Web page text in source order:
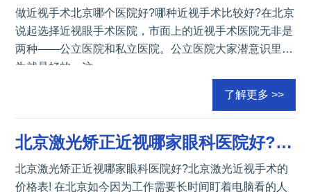
做近视手术北京哪个医院好?哪种近视手术比较好?在北京
说起选择近视眼手术医院，市面上的近视手术医院无非是
两种——公立医院和私立医院。公立医院大家潜意识里认
为就是好的，这
了解更多 >>
北京激光矫正近视哪家眼科医院好?北京激光近视手术的价格表!
北京激光矫正近视哪家眼科医院好?北京激光近视手术的
价格表! 在北京如今因为工作需要长时间盯着电脑看的人